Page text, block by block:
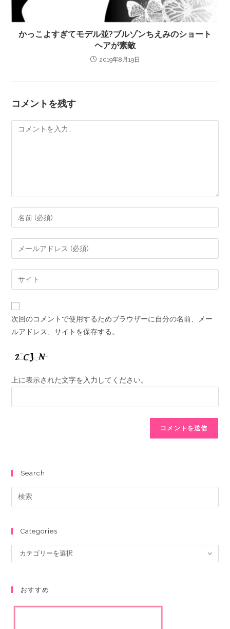
かっこよすぎてモデル並?ブルゾンちえみのショート
ヘアが素敵
2019年8月19日
コメントを残す
次回のコメントで使用するためブラウザーに自分の名前、メー
ルアドレス、サイトを保存する。
上に表示された文字を入力してください。
Search
Categories
カテゴリーを選択
おすすめ